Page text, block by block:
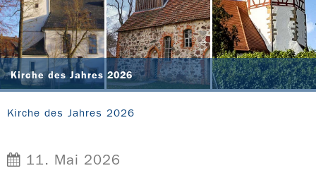
Kirche des Jahres 2026
Kirche des Jahres 2026
11. Mai 2026